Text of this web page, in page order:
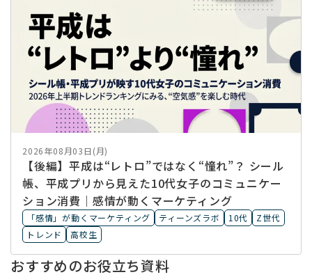
2026年08月03日(月)
【後編】平成は“レトロ”ではなく“憧れ”？ シール
帳、平成プリから見えた10代女子のコミュニケー
ション消費｜感情が動くマーケティング
「感情」が動くマーケティング ティーンズラボ 10代
Z世代
トレンド
高校生
おすすめのお役立ち資料